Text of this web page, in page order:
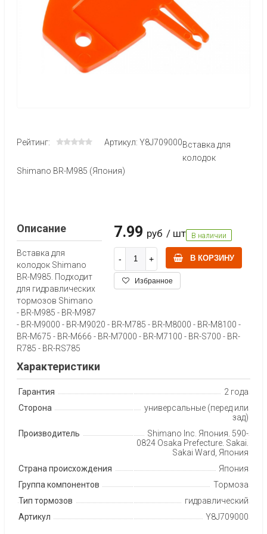
Рейтинг: Артикул: Y8J709000Вставка для
колодок
Shimano BR-M985 (Япония)
7.99 руб / шт В наличии
В КОРЗИНУ
Избранное
Описание
Вставка для
колодок Shimano
BR-M985. Подходит
для гидравлических
тормозов Shimano
- BR-M985 - BR-M987
- BR-M9000 - BR-M9020 - BR-M785 - BR-M8000 - BR-M8100 -
BR-M675 - BR-M666 - BR-M7000 - BR-M7100 - BR-S700 - BR-
R785 - BR-RS785
Характеристики
Гарантия
2 года
Сторона
универсальные (перед или
зад)
Производитель
Shimano Inc. Япония, 590-
0824 Osaka Prefecture, Sakai,
Sakai Ward, Япония
Страна происхождения
Япония
Группа компонентов
Тормоза
Тип тормозов
гидравлический
Артикул
Y8J709000